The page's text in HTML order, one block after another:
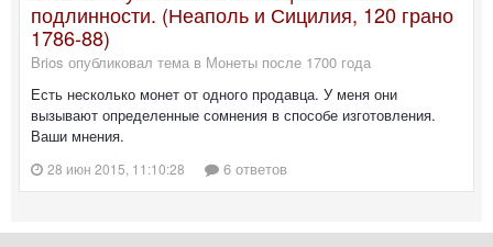
подлинности. (Неаполь и Сицилия, 120 грано
1786-88)
Brios опубликовал тема в Монеты после 1700 года
Есть несколько монет от одного продавца. У меня они
вызывают определенные сомнения в способе изготовления.
Ваши мнения.
28 июн 2015, 11:10:28 6 ответов